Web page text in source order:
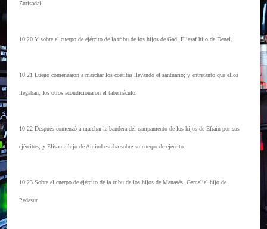
Zurisadai.
10:20 Y sobre el cuerpo de ejército de la tribu de los hijos de Gad, Eliasaf hijo de Deuel.
10:21 Luego comenzaron a marchar los coatitas llevando el santuario; y entretanto que ellos
llegaban, los otros acondicionaron el tabernáculo.
10:22 Después comenzó a marchar la bandera del campamento de los hijos de Efraín por sus
ejércitos; y Elisama hijo de Amiud estaba sobre su cuerpo de ejército.
10:23 Sobre el cuerpo de ejército de la tribu de los hijos de Manasés, Gamaliel hijo de
Pedasur.